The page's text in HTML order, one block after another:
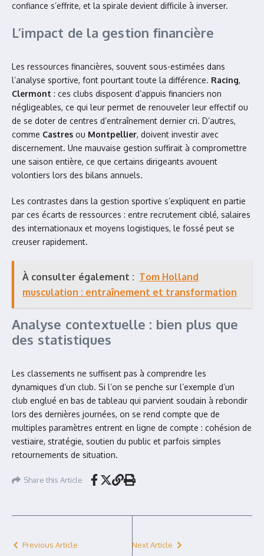
confiance s’effrite, et la spirale devient difficile à inverser.
L’impact de la gestion financière
Les ressources financières, souvent sous-estimées dans
l’analyse sportive, font pourtant toute la différence. Racing,
Clermont : ces clubs disposent d’appuis financiers non
négligeables, ce qui leur permet de renouveler leur effectif ou
de se doter de centres d’entraînement dernier cri. D’autres,
comme Castres ou Montpellier, doivent investir avec
discernement. Une mauvaise gestion suffirait à compromettre
une saison entière, ce que certains dirigeants avouent
volontiers lors des bilans annuels.
Les contrastes dans la gestion sportive s’expliquent en partie
par ces écarts de ressources : entre recrutement ciblé, salaires
des internationaux et moyens logistiques, le fossé peut se
creuser rapidement.
À consulter également : Tom Holland
musculation : entraînement et transformation
Analyse contextuelle : bien plus que
des statistiques
Les classements ne suffisent pas à comprendre les
dynamiques d’un club. Si l’on se penche sur l’exemple d’un
club englué en bas de tableau qui parvient soudain à rebondir
lors des dernières journées, on se rend compte que de
multiples paramètres entrent en ligne de compte : cohésion de
vestiaire, stratégie, soutien du public et parfois simples
retournements de situation.
Share this Article
Previous Article Next Article